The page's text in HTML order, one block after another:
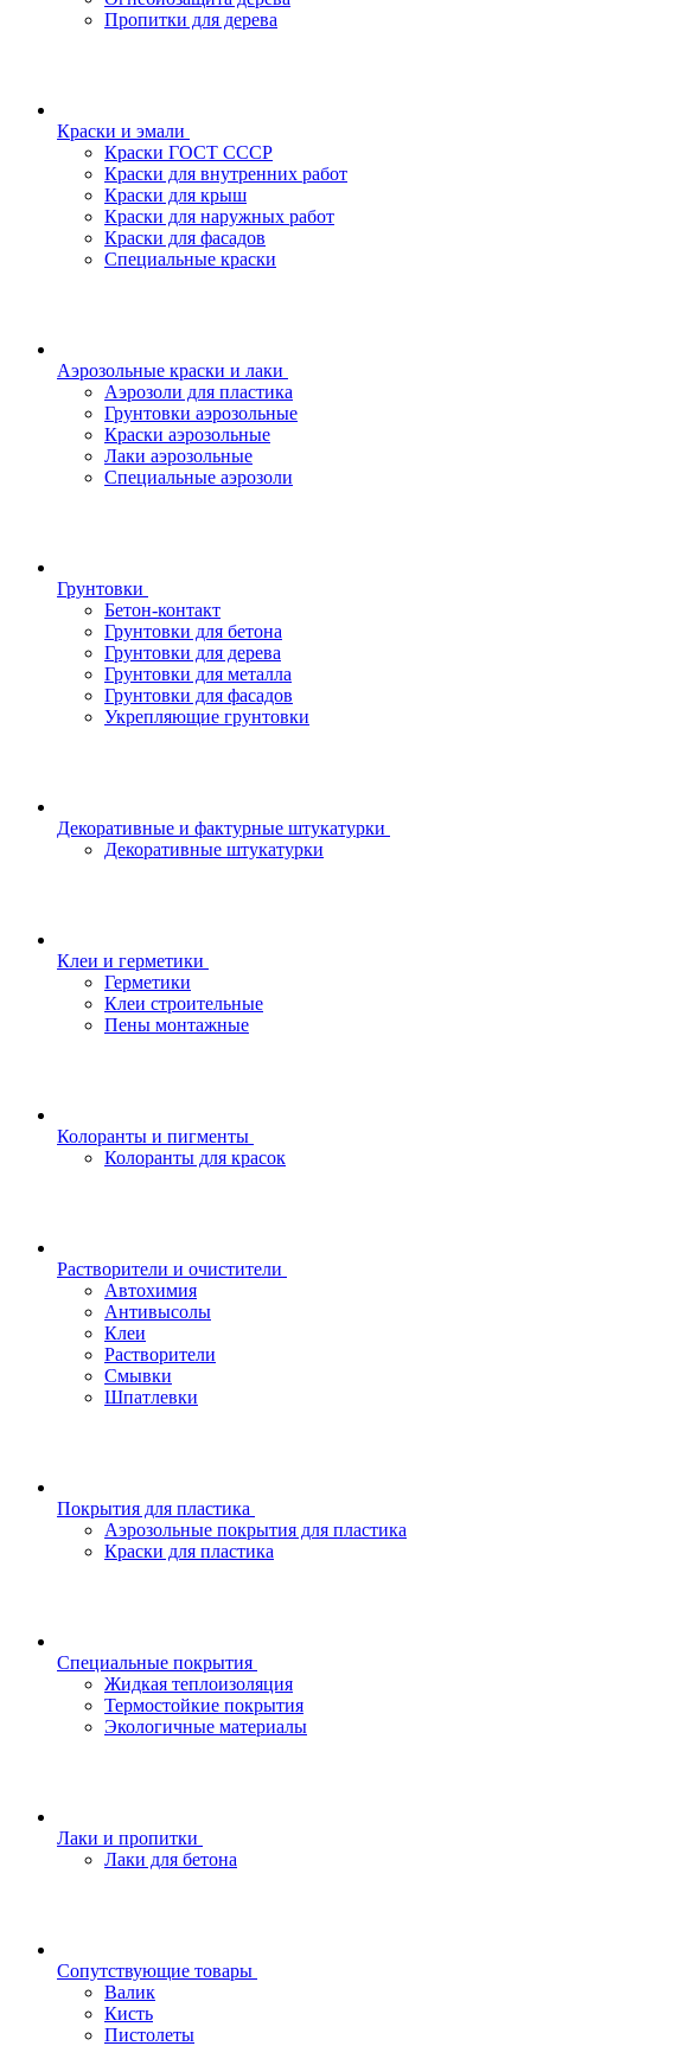
Пропитки для дерева
Краски и эмали
Краски ГОСТ СССР
Краски для внутренних работ
Краски для крыш
Краски для наружных работ
Краски для фасадов
Специальные краски
Аэрозольные краски и лаки
Аэрозоли для пластика
Грунтовки аэрозольные
Краски аэрозольные
Лаки аэрозольные
Специальные аэрозоли
Грунтовки
Бетон-контакт
Грунтовки для бетона
Грунтовки для дерева
Грунтовки для металла
Грунтовки для фасадов
Укрепляющие грунтовки
Декоративные и фактурные штукатурки
Декоративные штукатурки
Клеи и герметики
Герметики
Клеи строительные
Пены монтажные
Колоранты и пигменты
Колоранты для красок
Растворители и очистители
Автохимия
Антивысолы
Клеи
Растворители
Смывки
Шпатлевки
Покрытия для пластика
Аэрозольные покрытия для пластика
Краски для пластика
Специальные покрытия
Жидкая теплоизоляция
Термостойкие покрытия
Экологичные материалы
Лаки и пропитки
Лаки для бетона
Сопутствующие товары
Валик
Кисть
Пистолеты